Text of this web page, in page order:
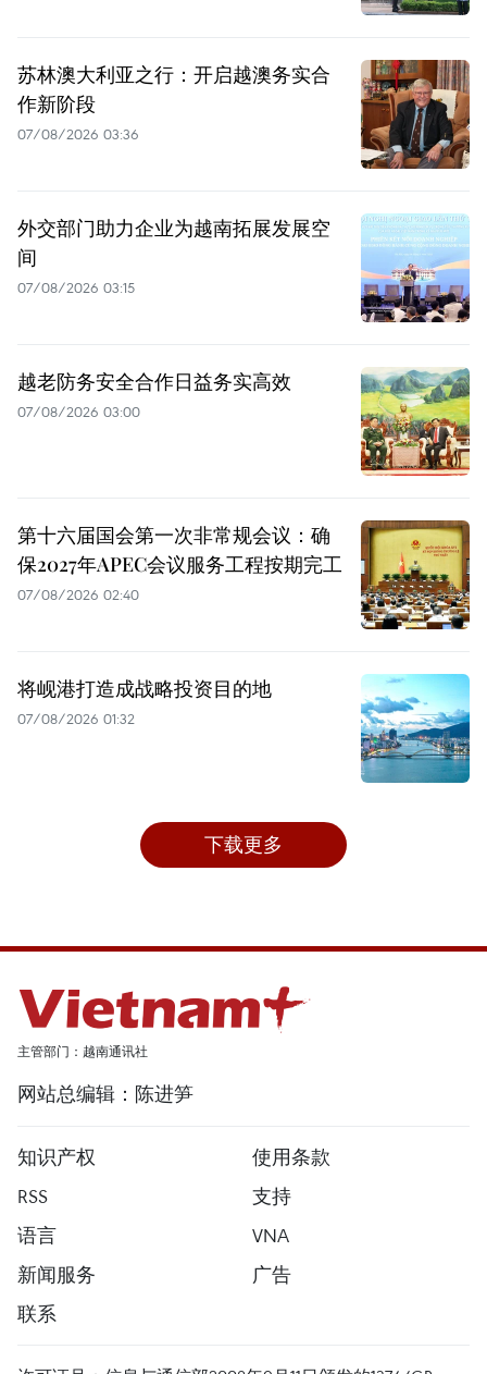
苏林澳大利亚之行：开启越澳务实合
作新阶段
07/08/2026 03:36
外交部门助力企业为越南拓展发展空
间
07/08/2026 03:15
越老防务安全合作日益务实高效
07/08/2026 03:00
第十六届国会第一次非常规会议：确
保2027年APEC会议服务工程按期完工
07/08/2026 02:40
将岘港打造成战略投资目的地
07/08/2026 01:32
下载更多
主管部门：越南通讯社
网站总编辑：陈进笋
知识产权
使用条款
RSS
支持
语言
VNA
新闻服务
广告
联系